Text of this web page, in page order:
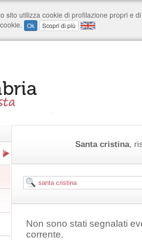
Santa cristina,
Non sono stati segnalati
corrente.